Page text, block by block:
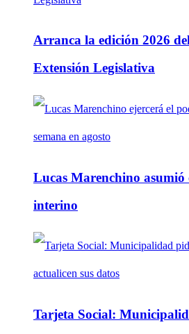
Arranca la edición 2026
Extensión Legislativa
Lucas Marenchino asumió
interino
Tarjeta Social: